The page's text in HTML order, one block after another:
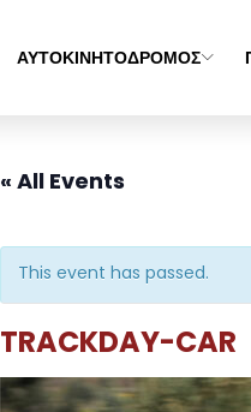
ΑΥΤΟΚΙΝΗΤΟΔΡΟΜΟΣ
« All Events
This event has passed.
TRACKDAY-CAR